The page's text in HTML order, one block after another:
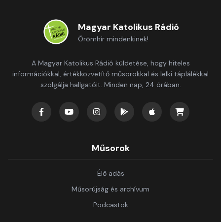
Magyar Katolikus Rádió
Örömhír mindenkinek!
A Magyar Katolikus Rádió küldetése, hogy hiteles
információkkal, értékközvetítő műsorokkal és lelki táplálékkal
szolgálja hallgatóit. Minden nap, 24 órában.
Műsorok
Élő adás
Műsorújság és archívum
Podcastok